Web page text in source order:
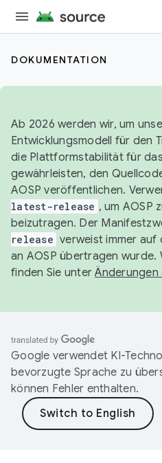
DOKUMENTATION
Ab 2026 werden wir, um
Entwicklungsmodell für den
die Plattformstabilität für
gewährleisten, den
AOSP veröffentlichen.
latest-release , um AOSP
beizutragen. Der
release verweist immer auf
an AOSP übertragen
finden Sie unterÄnderungen
Google verwendet KI-
bevorzugte Sprache zu
können Fehler enthalten.